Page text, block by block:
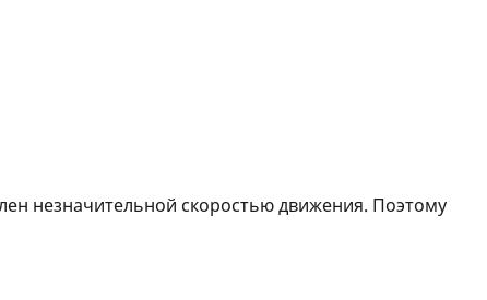
незначительной скоростью движения. Поэтому